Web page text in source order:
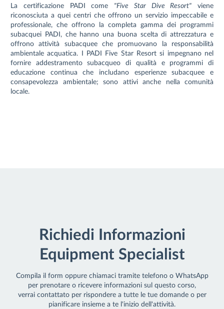
La certificazione PADI come "Five Star Dive Resort" viene
riconosciuta a quei centri che offrono un servizio impeccabile e
professionale, che offrono la completa gamma dei programmi
subacquei PADI, che hanno una buona scelta di attrezzatura e
offrono attività subacquee che promuovano la responsabilità
ambientale acquatica. I PADI Five Star Resort si impegnano nel
fornire addestramento subacqueo di qualità e programmi di
educazione continua che includano esperienze subacquee e
consapevolezza ambientale; sono attivi anche nella comunità
locale.
Richiedi Informazioni
Equipment Specialist
Compila il form oppure chiamaci tramite telefono o WhatsApp
per prenotare o ricevere informazioni sul questo corso,
verrai contattato per rispondere a tutte le tue domande o per
pianificare insieme a te l'inizio dell'attività.